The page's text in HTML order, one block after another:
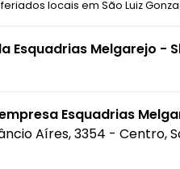
locais em São Luiz
Esquadrias Melgarejo -
Esquadrias
Aíres, 3354 - Centro,